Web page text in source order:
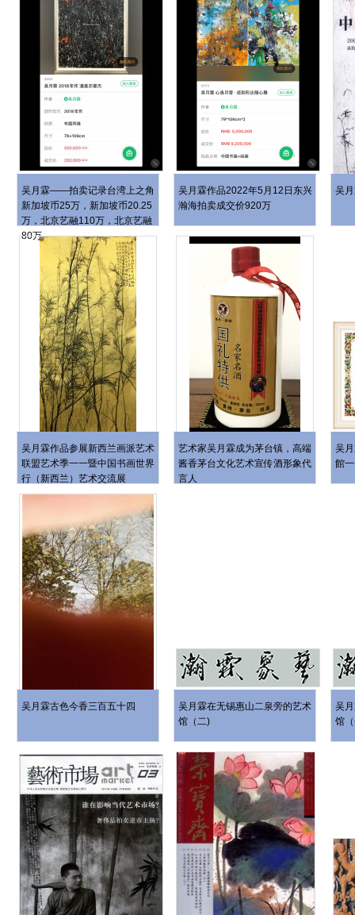
吴月霖——拍卖记录台湾上之角
新加坡币25万，新加坡币20.25
万，北京艺融110万，北京艺融
80万
吴月霖作品2022年5月️12日东兴
瀚海拍卖成交价920万
吴
吴月霖作品参展新西兰画派艺术
联盟艺术季一一暨中国书画世界
行（新西兰）艺术交流展
艺术家吴月霖成为茅台镇，高端
酱香茅台文化艺术宣传酒形象代
言人
吴
館
吴月霖古色今香三百五十四
吴月霖在无锡惠山二泉旁的艺术
馆（二)
吴
馆